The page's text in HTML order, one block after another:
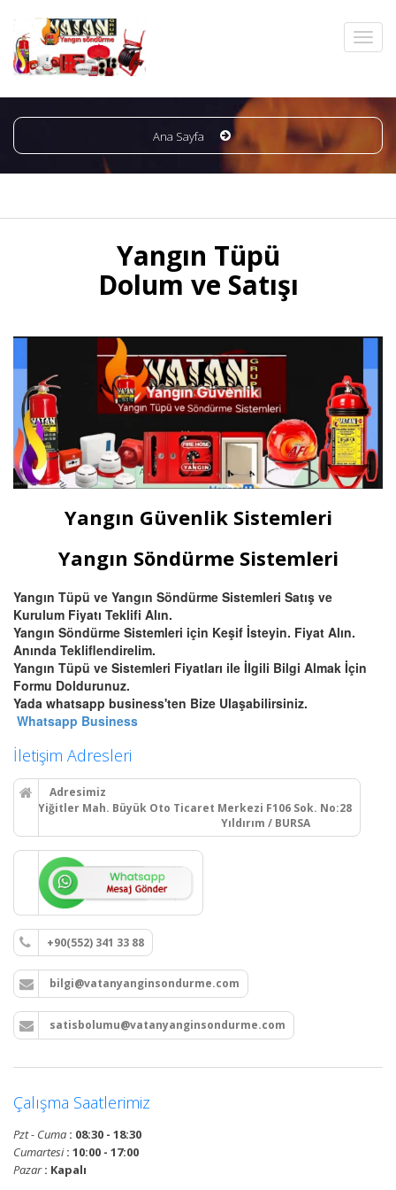
Ana Sayfa
Yangın Tüpü
Dolum ve Satışı
Yangın Güvenlik Sistemleri
Yangın Söndürme Sistemleri
Yangın Tüpü ve Yangın Söndürme Sistemleri Satış ve
Kurulum Fiyatı Teklifi Alın.
Yangın Söndürme Sistemleri için Keşif İsteyin. Fiyat Alın.
Anında Tekliflendirelim.
Yangın Tüpü ve Sistemleri Fiyatları ile İlgili Bilgi Almak İçin
Formu Doldurunuz.
Yada whatsapp business'ten Bize Ulaşabilirsiniz.
Whatsapp Business
İletişim Adresleri
Adresimiz
Yiğitler Mah. Büyük Oto Ticaret Merkezi F106 Sok. No:28
Yıldırım / BURSA
+90(552) 341 33 88
bilgi@vatanyanginsondurme.com
satisbolumu@vatanyanginsondurme.com
Çalışma Saatlerimiz
Pzt - Cuma : 08:30 - 18:30
Cumartesi: 10:00 - 17:00
Pazar: Kapalı